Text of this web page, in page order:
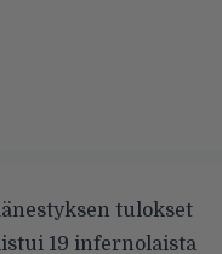
tulokset
19 infernolaista